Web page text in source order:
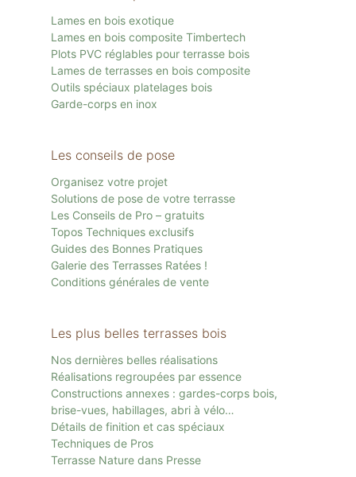
Lames en bois exotique
Lames en bois composite Timbertech
Plots PVC réglables pour terrasse bois
Lames de terrasses en bois composite
Outils spéciaux platelages bois
Garde-corps en inox
Les conseils de pose
Organisez votre projet
Solutions de pose de votre terrasse
Les Conseils de Pro – gratuits
Topos Techniques exclusifs
Guides des Bonnes Pratiques
Galerie des Terrasses Ratées !
Conditions générales de vente
Les plus belles terrasses bois
Nos dernières belles réalisations
Réalisations regroupées par essence
Constructions annexes : gardes-corps bois,
brise-vues, habillages, abri à vélo…
Détails de finition et cas spéciaux
Techniques de Pros
Terrasse Nature dans Presse